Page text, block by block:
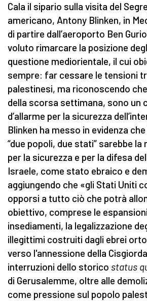
Cala il sipario sulla visita del
americano, Antony Blinken, in
di partire dall’aeroporto Ben
voluto rimarcare la posizione
questione mediorientale, il cui
sempre: far cessare le tensioni
palestinesi, ma riconoscendo
della scorsa settimana, sono un
d’allarme per la sicurezza
Blinken ha messo in evidenza
“due popoli, due stati” sarebbe la
per la sicurezza e per la difesa
Israele, come stato ebraico e
aggiungendo che «gli Stati Uniti
opporsi a tutto ciò che potrà
obiettivo, comprese le
insediamenti, la legalizzazione
illegittimi costruiti dagli ebrei
verso l'annessione della
interruzioni dello storico status
di Gerusalemme, oltre alle
come pressione sul popolo